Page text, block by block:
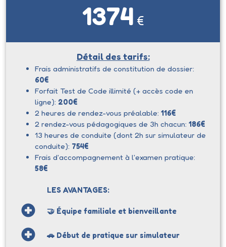
1374 €
Détail des tarifs:
Frais administratifs de constitution de dossier:
60€
Forfait Test de Code illimité (+ accès code en
ligne): 200€
2 heures de rendez-vous préalable: 116€
2 rendez-vous pédagogiques de 3h chacun: 186€
13 heures de conduite (dont 2h sur simulateur de
conduite): 754€
Frais d'accompagnement à l'examen pratique:
58€
LES AVANTAGES:
🤝 Équipe familiale et bienveillante
🚗 Début de pratique sur simulateur